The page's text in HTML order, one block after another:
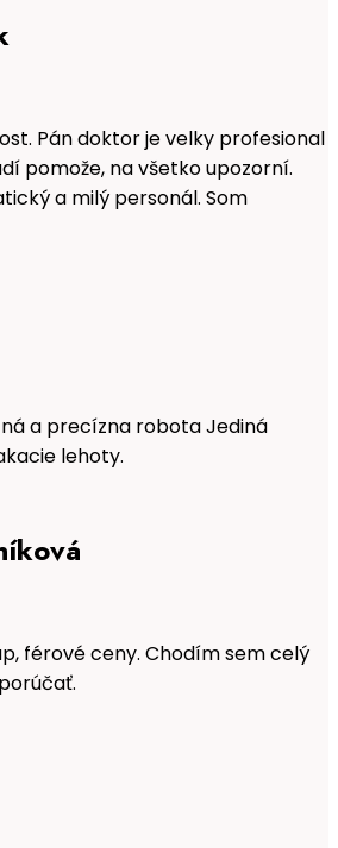
Pán doktor je velky profesional
pomože, na všetko upozorní.
a milý personál. Som
a precízna robota Jediná
lehoty.
férové ceny. Chodím sem celý